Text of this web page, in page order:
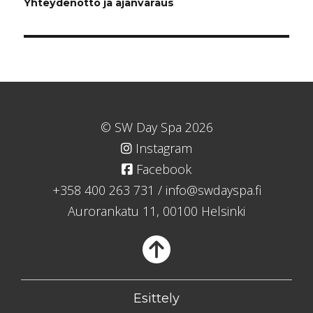
selaus
Yhteydenotto ja ajanvaraus
© SW Day Spa 2026
Instagram
Facebook
+358 400 263 731 / info@swdayspa.fi
Aurorankatu 11, 00100 Helsinki
Esittely